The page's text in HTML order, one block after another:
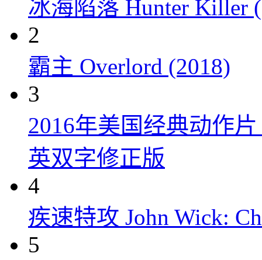
冰海陷落 Hunter Killer
2
霸主 Overlord (2018)
3
2016年美国经典动作
英双字修正版
4
疾速特攻 John Wick:
5